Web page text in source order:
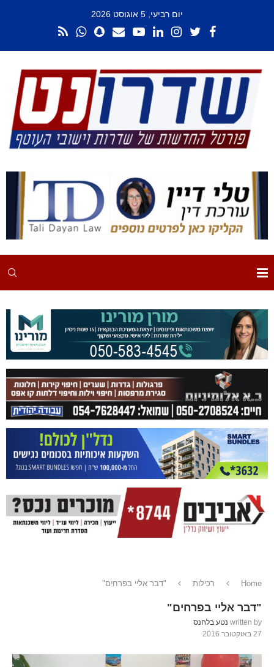
יום רביעי, 5 אוגוסט 2026
Home רכילות "דבר אליי בפרחים"
"דבר אליי בפרחים"
written by נטע בלחנס
27 באוקטובר 2016